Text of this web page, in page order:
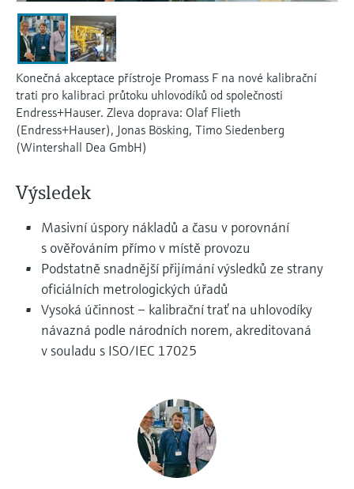
Vyhledávání, výběr a konfigurace produktů
pomocí parametrů aplikace
Prohlížeč zařízení
Získejte přístup ke specifickým informacím
o daném přístroji (návodům k obsluze,
technickým informacím, modernější náhradě
a náhradních dílech) zadáním
Endress+Hauser výrobního čísla, které se
adresáře produktu, objednacího kódu nebo
Měření hladin pomocí mikrovlnné
bariéry
Měření hladiny pomocí tlaku
Nakupovat vše
Měření přenosu mikrovln
Technologie Memosens
Nakupovat vše
transparentností procesů na úrovni
rozhodování
Konečná akceptace přístroje Promass F na nové kalibrační
trati pro kalibraci průtoku uhlovodíků od společnosti
Endress+Hauser. Zleva doprava: Olaf Flieth
(Endress+Hauser), Jonas Bösking, Timo Siedenberg
(Wintershall Dea GmbH)
Výsledek
Masivní úspory nákladů a času v porovnání
s ověřováním přímo v místě provozu
Podstatně snadnější přijímání výsledků ze strany
oficiálních metrologických úřadů
Vysoká účinnost – kalibrační trať na uhlovodíky
návazná podle národních norem, akreditovaná
v souladu s ISO/IEC 17025